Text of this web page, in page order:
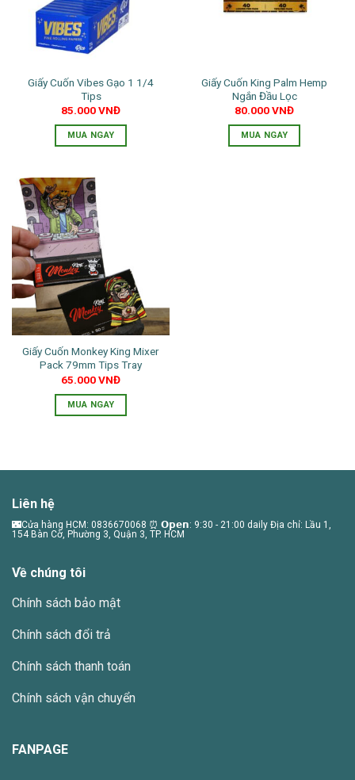
Giấy Cuốn Vibes Gạo 1 1/4
Tips
85.000VNĐ
MUA NGAY
Giấy Cuốn King Palm Hemp
Ngắn Đầu Lọc
80.000VNĐ
MUA NGAY
Giấy Cuốn Monkey King Mixer
Pack 79mm Tips Tray
65.000VNĐ
MUA NGAY
Liên hệ
🌃Cửa hàng HCM: 0836670068 ⏰ 𝗢𝗽𝗲𝗻: 9:30 - 21:00 daily Địa chỉ: Lầu 1,
154 Bàn Cờ, Phường 3, Quận 3, TP. HCM
Về chúng tôi
Chính sách bảo mật
Chính sách đổi trả
Chính sách thanh toán
Chính sách vận chuyển
FANPAGE